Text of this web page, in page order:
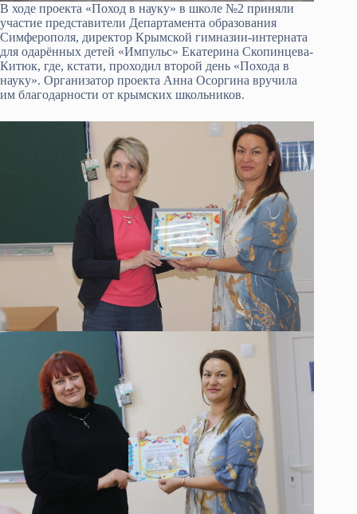
В ходе проекта «Поход в науку» в школе №2 приняли
участие представители Департамента образования
Симферополя, директор Крымской гимназии-интерната
для одарённых детей «Импульс» Екатерина Скопинцева-
Китюк, где, кстати, проходил второй день «Похода в
науку». Организатор проекта Анна Осоргина вручила
им благодарности от крымских школьников.